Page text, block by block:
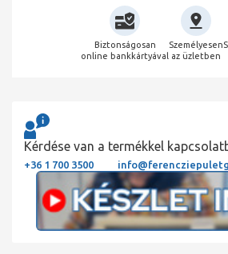
Biztonságosan
online bankkártyával
Személyesen
az üzletben
Kérdése van a termékkel
+36 1 700 3500